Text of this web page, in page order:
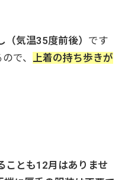
気温35度前後） です
で、
上着の持ち歩きが
ことも12月はありませ